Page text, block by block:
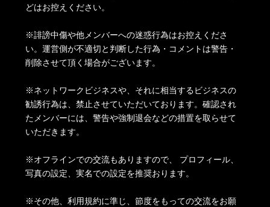
どはお控えください。
※誹謗中傷や他メンバーへの迷惑行為はお控えくださ
い。運営側が不適切と判断した行為・コメントは警告・
削除させて頂く場合がございます。
※ネットワークビジネスや、それに相当するビジネスの
勧誘行為は、禁止させていただいております。確認され
たメンバーには、警告や強制退会などの措置を取らせて
いただきます。
※オフラインでの交流もありますので、 プロフィール、
写真の設定、実名での設定を推奨おります。
※その他、利用規約に準じ、節度をもっての交流をお願